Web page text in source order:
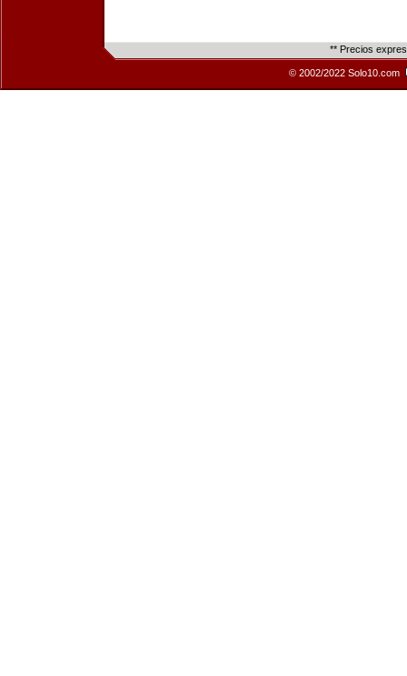
** Precios
© 2002/2022 Solo10.com